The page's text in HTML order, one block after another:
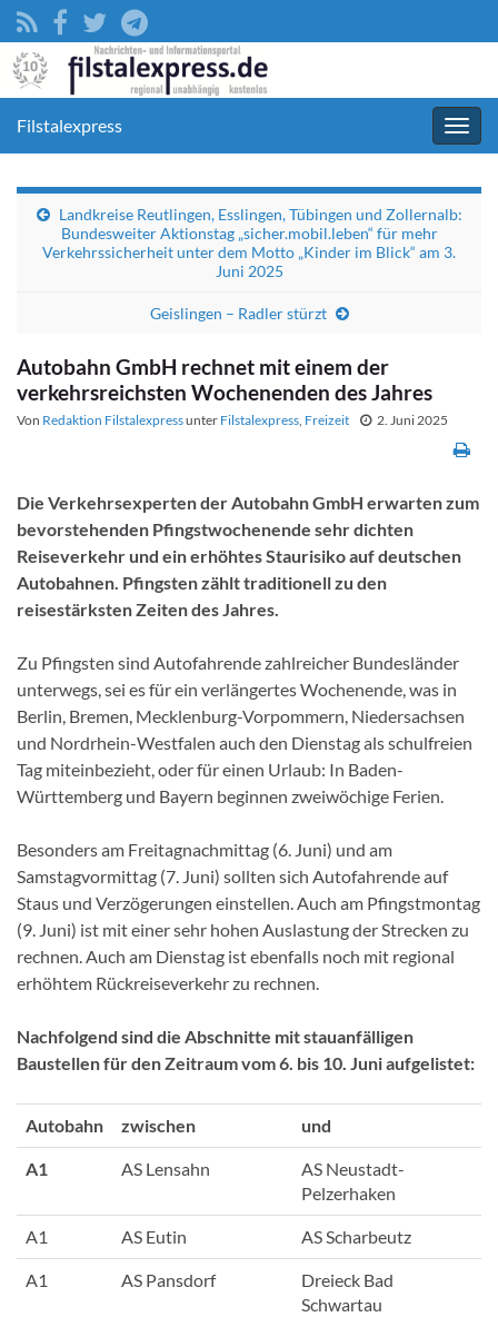
Filstalexpress
Landkreise Reutlingen, Esslingen, Tübingen und Zollernalb:
Bundesweiter Aktionstag „sicher.mobil.leben“ für mehr
Verkehrssicherheit unter dem Motto „Kinder im Blick“ am 3.
Juni 2025
Geislingen – Radler stürzt
Autobahn GmbH rechnet mit einem der
verkehrsreichsten Wochenenden des Jahres
Von Redaktion Filstalexpressunter Filstalexpress, Freizeit 2. Juni 2025
Die Verkehrsexperten der Autobahn GmbH erwarten zum
bevorstehenden Pfingstwochenende sehr dichten
Reiseverkehr und ein erhöhtes Staurisiko auf deutschen
Autobahnen. Pfingsten zählt traditionell zu den
reisestärksten Zeiten des Jahres.
Zu Pfingsten sind Autofahrende zahlreicher Bundesländer
unterwegs, sei es für ein verlängertes Wochenende, was in
Berlin, Bremen, Mecklenburg-Vorpommern, Niedersachsen
und Nordrhein-Westfalen auch den Dienstag als schulfreien
Tag miteinbezieht, oder für einen Urlaub: In Baden-
Württemberg und Bayern beginnen zweiwöchige Ferien.
Besonders am Freitagnachmittag (6. Juni) und am
Samstagvormittag (7. Juni) sollten sich Autofahrende auf
Staus und Verzögerungen einstellen. Auch am Pfingstmontag
(9. Juni) ist mit einer sehr hohen Auslastung der Strecken zu
rechnen. Auch am Dienstag ist ebenfalls noch mit regional
erhöhtem Rückreiseverkehr zu rechnen.
Nachfolgend sind die Abschnitte mit stauanfälligen
Baustellen für den Zeitraum vom 6. bis 10. Juni aufgelistet:
Autobahn zwischen und
A1 AS Lensahn
AS Neustadt-
Pelzerhaken
A1 AS Eutin AS Scharbeutz
A1 AS Pansdorf
Dreieck Bad
Schwartau